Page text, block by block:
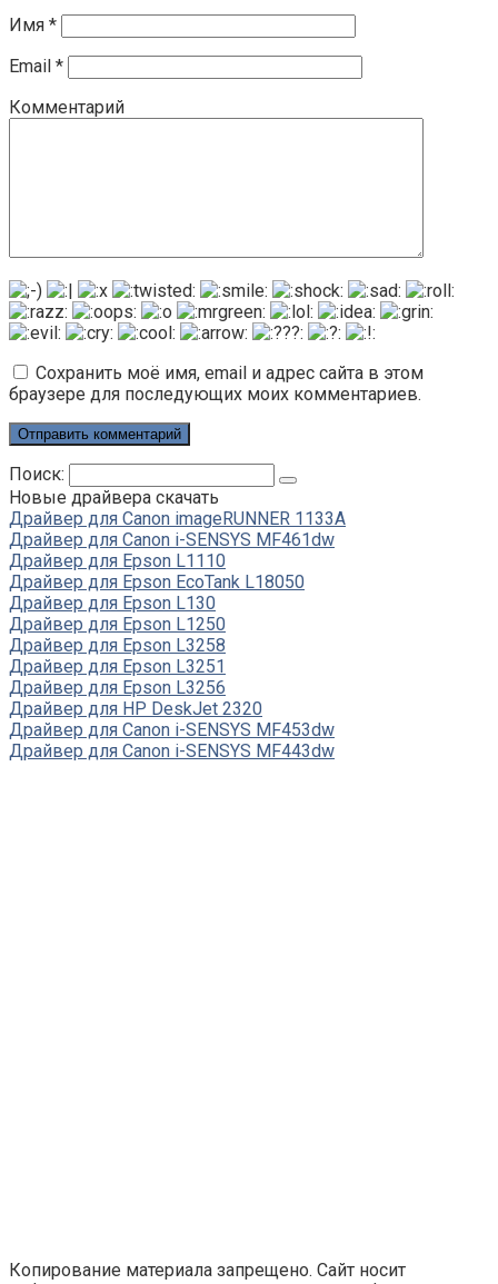
Имя *
Email *
Комментарий
Сохранить моё имя, email и адрес сайта в этом
браузере для последующих моих комментариев.
Поиск:
Новые драйвера скачать
Драйвер для Canon imageRUNNER 1133A
Драйвер для Canon i-SENSYS MF461dw
Драйвер для Epson L1110
Драйвер для Epson EcoTank L18050
Драйвер для Epson L130
Драйвер для Epson L1250
Драйвер для Epson L3258
Драйвер для Epson L3251
Драйвер для Epson L3256
Драйвер для HP DeskJet 2320
Драйвер для Canon i-SENSYS MF453dw
Драйвер для Canon i-SENSYS MF443dw
Копирование материала запрещено. Сайт носит